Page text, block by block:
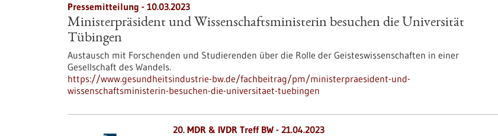
Pressemitteilung - 10.03.2023
Ministerpräsident und Wissenschaftsministerin besuchen die Universität
Tübingen
Austausch mit Forschenden und Studierenden über die Rolle der Geisteswissenschaften in einer
Gesellschaft des Wandels.
https://www.gesundheitsindustrie-bw.de/fachbeitrag/pm/ministerpraesident-und-
wissenschaftsministerin-besuchen-die-universitaet-tuebingen
20. MDR & IVDR Treff BW - 21.04.2023